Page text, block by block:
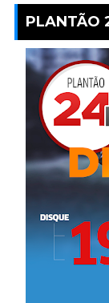
PLANTÃO